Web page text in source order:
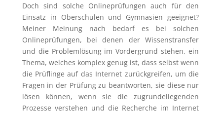
Doch sind solche Onlineprüfungen auch für den
Einsatz in Oberschulen und Gymnasien geeignet?
Meiner Meinung nach bedarf es bei solchen
Onlineprüfungen, bei denen der Wissenstransfer
und die Problemlösung im Vordergrund stehen, ein
Thema, welches komplex genug ist, dass selbst wenn
die Prüflinge auf das Internet zurückgreifen, um die
Fragen in der Prüfung zu beantworten, sie diese nur
lösen können, wenn sie die zugrundeliegenden
Prozesse verstehen und die Recherche im Internet